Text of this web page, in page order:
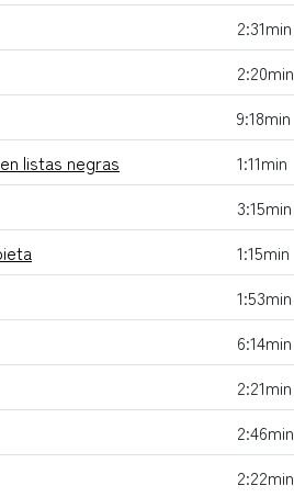
2:31min
2:20min
9:18min
listas negras
1:11min
3:15min
1:15min
1:53min
6:14min
2:21min
2:46min
2:22min